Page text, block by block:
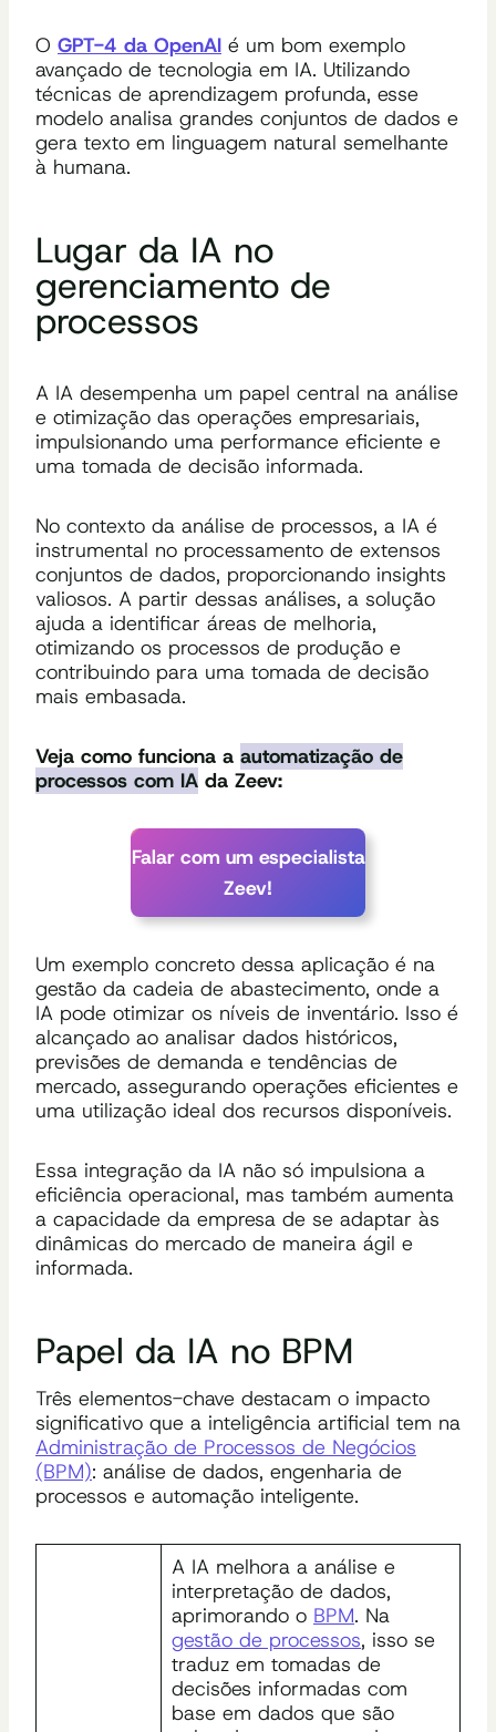
O GPT-4 da OpenAI é um bom exemplo
avançado de tecnologia em IA. Utilizando
técnicas de aprendizagem profunda, esse
modelo analisa grandes conjuntos de dados e
gera texto em linguagem natural semelhante
à humana.
Lugar da IA no
gerenciamento de
processos
A IA desempenha um papel central na análise
e otimização das operações empresariais,
impulsionando uma performance eficiente e
uma tomada de decisão informada.
No contexto da análise de processos, a IA é
instrumental no processamento de extensos
conjuntos de dados, proporcionando insights
valiosos. A partir dessas análises, a solução
ajuda a identificar áreas de melhoria,
otimizando os processos de produção e
contribuindo para uma tomada de decisão
mais embasada.
Veja como funciona a automatização de
processos com IA da Zeev:
Falar com um especialista
Zeev!
Um exemplo concreto dessa aplicação é na
gestão da cadeia de abastecimento, onde a
IA pode otimizar os níveis de inventário. Isso é
alcançado ao analisar dados históricos,
previsões de demanda e tendências de
mercado, assegurando operações eficientes e
uma utilização ideal dos recursos disponíveis.
Essa integração da IA não só impulsiona a
eficiência operacional, mas também aumenta
a capacidade da empresa de se adaptar às
dinâmicas do mercado de maneira ágil e
informada.
Papel da IA no BPM
Três elementos-chave destacam o impacto
significativo que a inteligência artificial tem na
Administração de Processos de Negócios
(BPM): análise de dados, engenharia de
processos e automação inteligente.
A IA melhora a análise e
interpretação de dados,
aprimorando o BPM. Na
gestão de processos, isso se
traduz em tomadas de
decisões informadas com
base em dados que são